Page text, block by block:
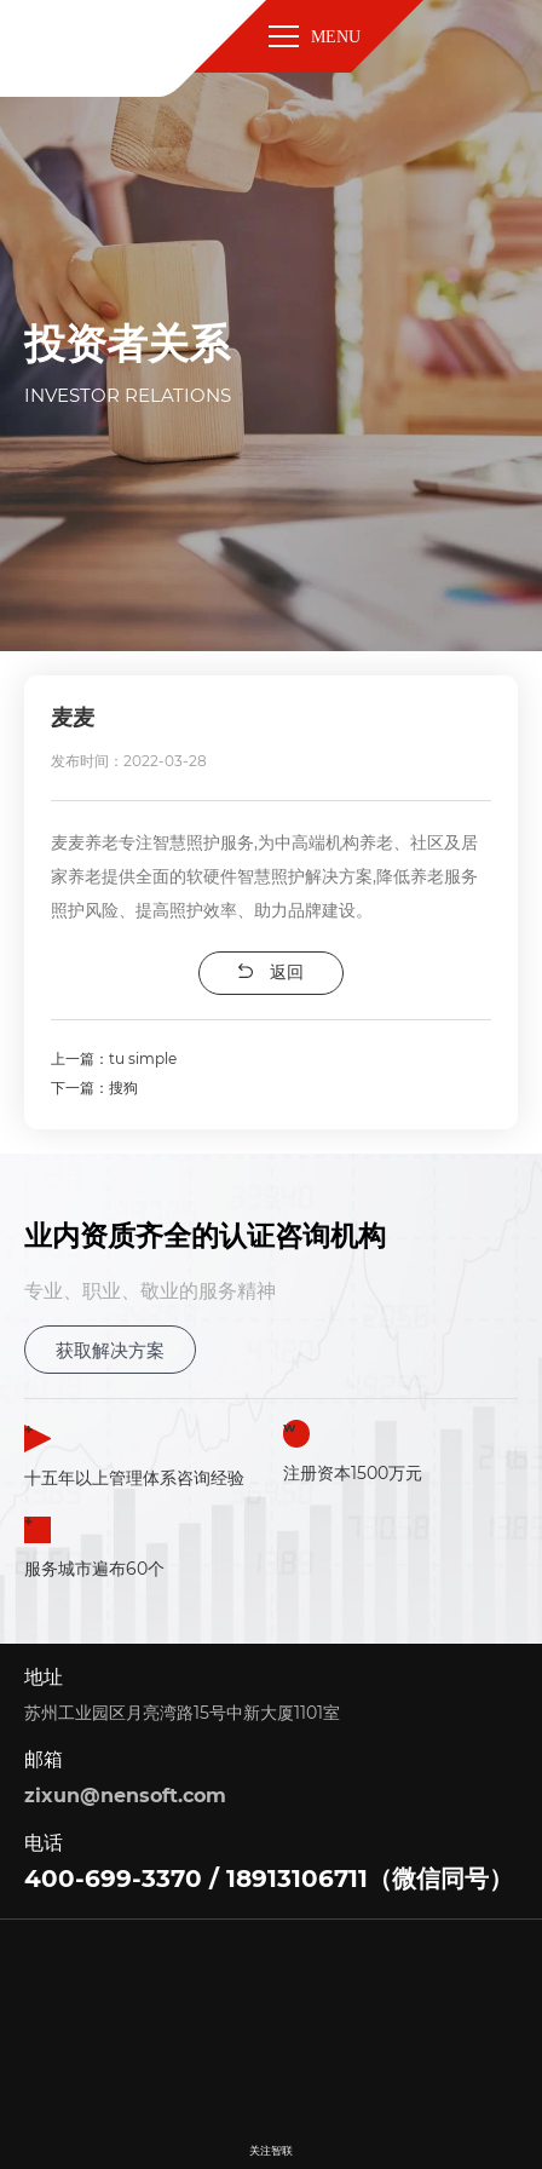
MENU
投资者关系
INVESTOR RELATIONS
麦麦
发布时间：2022-03-28
麦麦养老专注智慧照护服务,为中高端机构养老、社区及居
家养老提供全面的软硬件智慧照护解决方案,降低养老服务
照护风险、提高照护效率、助力品牌建设。
返回
上一篇：tu simple
下一篇：搜狗
业内资质齐全的认证咨询机构
专业、职业、敬业的服务精神
获取解决方案
+
十五年以上管理体系咨询经验
W
注册资本1500万元
+
服务城市遍布60个
地址
苏州工业园区月亮湾路15号中新大厦1101室
邮箱
zixun@nensoft.com
电话
400-699-3370 / 18913106711（微信同号）
关注智联